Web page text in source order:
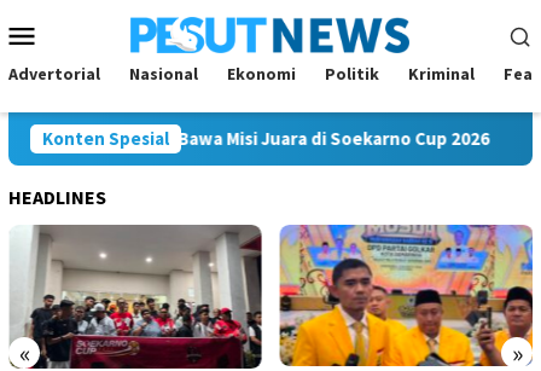
ke
kontenMobile
Advertorial Nasional Ekonomi Politik Kriminal
Konten Spesial
Mahakam FC Bawa Misi Juara di Soekarno Cup 2026
HEADLINES
« »